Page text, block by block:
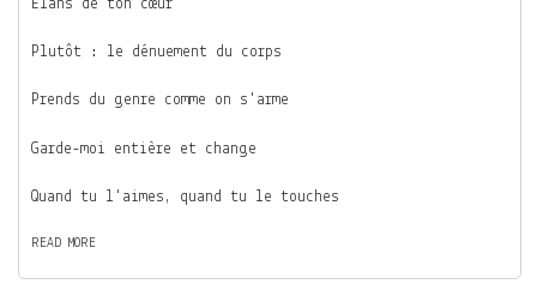
Élans de ton cœur
Plutôt : le dénuement du corps
Prends du genre comme on s'arme
Garde-moi entière et change
Quand tu l'aimes, quand tu le touches
READ MORE
O